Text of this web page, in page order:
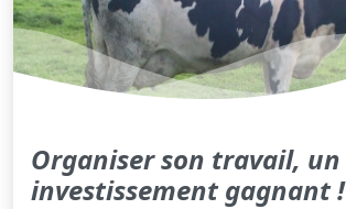
Organiser son travail, un
investissement gagnant !